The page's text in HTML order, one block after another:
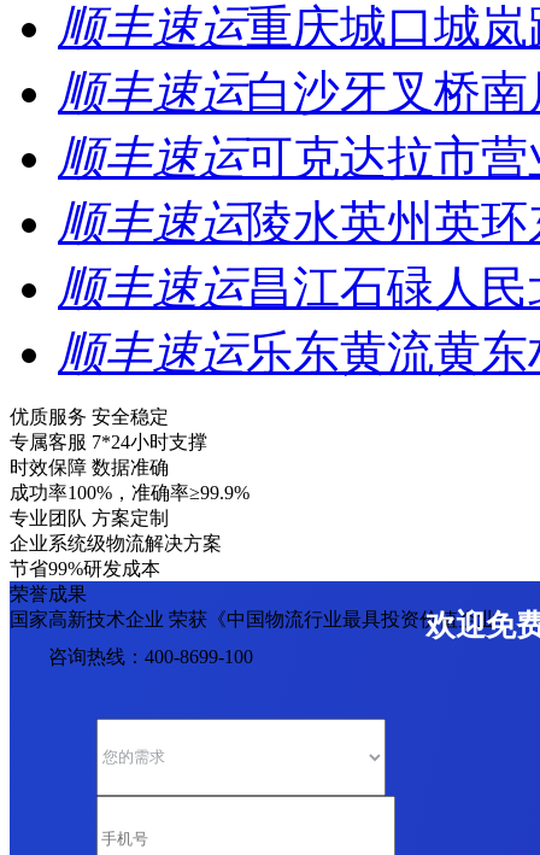
顺丰速运重庆城口城
顺丰速运白沙牙叉桥
顺丰速运可克达拉市营
顺丰速运陵水英州英
顺丰速运昌江石碌人
顺丰速运乐东黄流黄
优质服务 安全稳定
专属客服 7*24小时支撑
时效保障 数据准确
成功率100%，准确率≥99.9%
专业团队 方案定制
企业系统级物流解决方案
节省99%研发成本
荣誉成果
国家高新技术企业 荣获《中国物流行业最具投资价值企业》
欢迎免
咨询热线：400-8699-100